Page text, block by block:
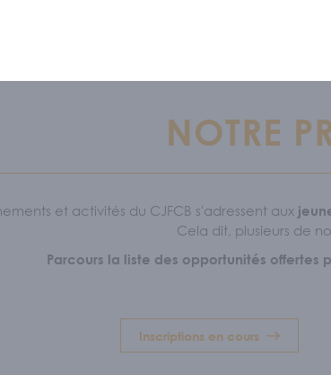
NOUS
NOTRE
et activités du CJFCB s'adressent aux
Cela dit, plusieurs de
Parcours la liste des opportunités offertes
Inscriptions en cours